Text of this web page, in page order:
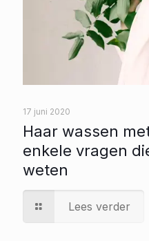
17 juni 2020
Haar wassen
enkele vragen
weten
Lees verder